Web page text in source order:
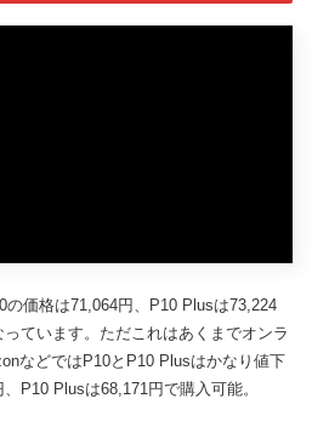
の価格は71,064円、P10 Plusは73,224
ています。ただこれはあくまでオンラ
などではP10とP10 Plusはかなり値下
P10 Plusは68,171円で購入可能。